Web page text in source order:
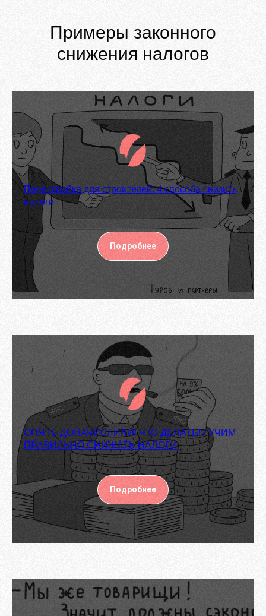
Примеры законного
снижения налогов
Перестройка для строителей: 4 способа снизить
налоги
Подробнее
ОПЯТЬ ДОНАЧИСЛИЛИ! ЧТО ДЕЛАТЬ!? УЧИМ
ПРАВИЛЬНО СНИЖАТЬ НАЛОГИ
Подробнее